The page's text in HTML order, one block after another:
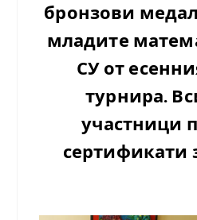
бронзови
младите
СУ от
турнира.
участници
сертификати